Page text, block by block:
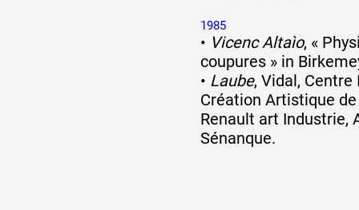
1985
• Vicenc Altaìo, «
coupures » in
• Laube, Vidal,
Création Artistique de
Renault art Industrie,
Sénanque.